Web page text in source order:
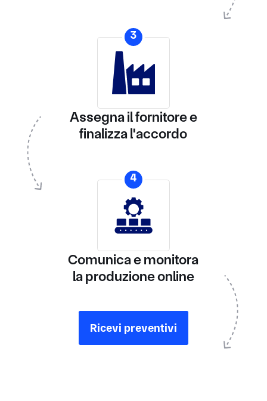
3
Assegna il fornitore e
finalizza l'accordo
4
Comunica e monitora
la produzione online
Ricevi preventivi